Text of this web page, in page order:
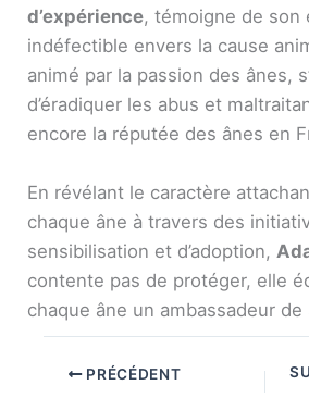
d’expérience, témoigne de son
indéfectible envers la cause
animé par la passion des ânes,
d’éradiquer les abus et
encore la réputée des ânes en
En révélant le caractère
chaque âne à travers des
sensibilisation et d’adoption,
contente pas de protéger, elle
chaque âne un ambassadeur
PRÉCÉDENT